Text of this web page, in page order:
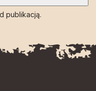
publikacją.